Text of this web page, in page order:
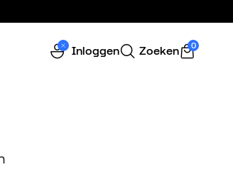
Inloggen Zoeken 0